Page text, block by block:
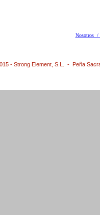
Nosotros /
- Strong Element, S.L. - Peña